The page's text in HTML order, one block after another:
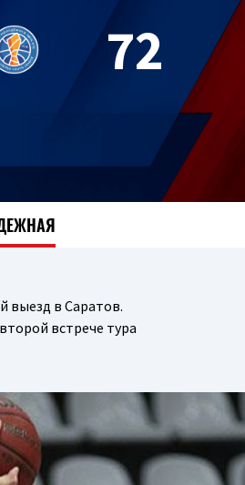
72
выезд в Саратов.
встрече тура